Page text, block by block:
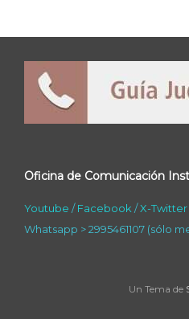
Oficina de Comunicación
Youtube /Facebook /X-Twitter
Whatsapp > 2995461107 (sólo
Un Tema de